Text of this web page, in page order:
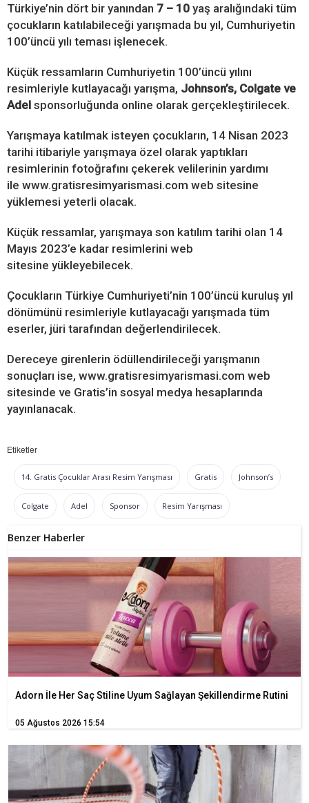
Türkiye’nin dört bir yanından 7 – 10 yaş aralığındaki tüm
çocukların katılabileceği yarışmada bu yıl, Cumhuriyetin
100’üncü yılı teması işlenecek.
Küçük ressamların Cumhuriyetin 100’üncü yılını
resimleriyle kutlayacağı yarışma, Johnson’s, Colgate ve
Adel sponsorluğunda online olarak gerçekleştirilecek.
Yarışmaya katılmak isteyen çocukların, 14 Nisan 2023
tarihi itibariyle yarışmaya özel olarak yaptıkları
resimlerinin fotoğrafını çekerek velilerinin yardımı
ile www.gratisresimyarismasi.com web sitesine
yüklemesi yeterli olacak.
Küçük ressamlar, yarışmaya son katılım tarihi olan 14
Mayıs 2023’e kadar resimlerini web
sitesine yükleyebilecek.
Çocukların Türkiye Cumhuriyeti’nin 100’üncü kuruluş yıl
dönümünü resimleriyle kutlayacağı yarışmada tüm
eserler, jüri tarafından değerlendirilecek.
Dereceye girenlerin ödüllendirileceği yarışmanın
sonuçları ise, www.gratisresimyarismasi.com web
sitesinde ve Gratis’in sosyal medya hesaplarında
yayınlanacak.
Etiketler
14. Gratis Çocuklar Arası Resim Yarışması Gratis Johnson’s
Colgate Adel Sponsor Resim Yarışması
Benzer Haberler
Adorn İle Her Saç Stiline Uyum Sağlayan Şekillendirme Rutini
05 Ağustos 2026 15:54